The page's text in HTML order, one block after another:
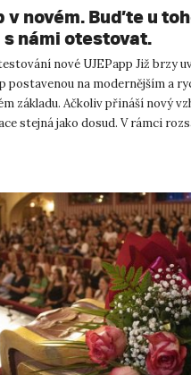
v novém. Buďte u
námi otestovat.
nové UJEPapp Již brzy
postavenou na modernějším a
základu. Ačkoliv přináší nový
stejná jako dosud. V rámci